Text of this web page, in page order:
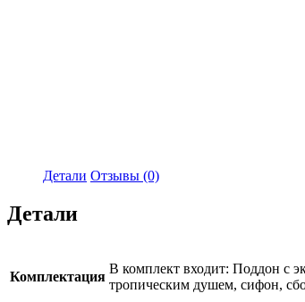
Детали Отзывы (0)
Детали
Комплектация
В комплект входит: Поддон с
тропическим душем, сифон,